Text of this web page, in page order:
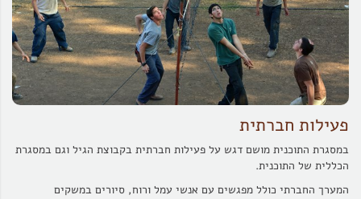
פעילות חברתית
במסגרת התוכנית מושם דגש על פעילות חברתית בקבוצת הגיל וגם במסגרת
הכללית של התוכנית.
המערך החברתי כולל מפגשים עם אנשי עמל ורוח, סיורים במשקים